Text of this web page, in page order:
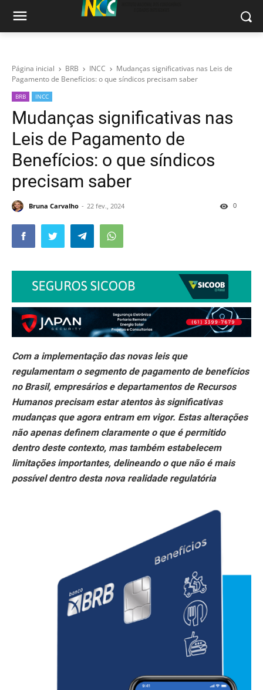
Página inicial BRB INCC
Mudanças significativas nas Leis de
Pagamento de Benefícios: o que síndicos precisam saber
BRB INCC
Mudanças significativas nas
Leis de Pagamento de
Benefícios: o que síndicos
precisam saber
Bruna Carvalho 22 fev., 2024 0
Com a implementação das novas leis que
regulamentam o segmento de pagamento de benefícios
no Brasil, empresários e departamentos de Recursos
Humanos precisam estar atentos às significativas
mudanças que agora entram em vigor. Estas alterações
não apenas definem claramente o que é permitido
dentro deste contexto, mas também estabelecem
limitações importantes, delineando o que não é mais
possível dentro desta nova realidade regulatória